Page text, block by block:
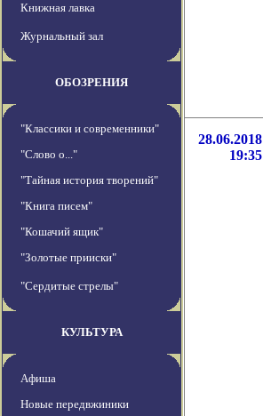
Книжная лавка
Журнальный зал
ОБОЗРЕНИЯ
"Классики и современники"
"Слово о..."
"Тайная история творений"
"Книга писем"
"Кошачий ящик"
"Золотые прииски"
"Сердитые стрелы"
КУЛЬТУРА
Афиша
Новые передвжиники
28.06.2018
19:35